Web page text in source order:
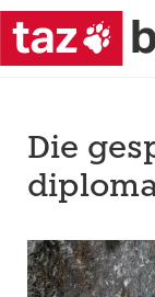
Die